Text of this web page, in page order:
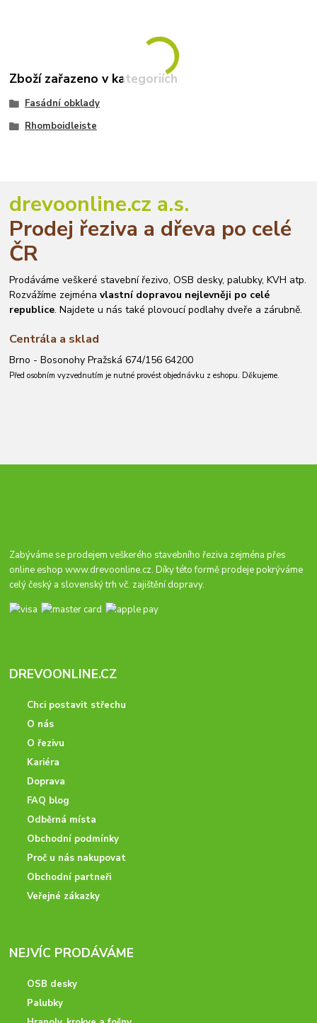
Zboží zařazeno v kategoriích
Fasádní obklady
Rhomboidleiste
drevoonline.cz a.s.
Prodej řeziva a dřeva po celé
ČR
Prodáváme veškeré stavební řezivo, OSB desky, palubky, KVH atp.
Rozvážíme zejménavlastní dopravou nejlevněji po celé
republice. Najdete u nás také plovoucí podlahy dveře a zárubně.
Centrála a sklad
Brno - Bosonohy Pražská 674/156 64200
Před osobním vyzvednutím je nutné provést objednávku z eshopu. Děkujeme.
Zabýváme se prodejem veškerého stavebního řeziva zejména přes
online eshopwww.drevoonline.cz. Díky této formě prodeje pokrýváme
celý český a slovenský trh vč. zajištění dopravy.
DREVOONLINE.CZ
Chci postavit střechu
O nás
O řezivu
Kariéra
Doprava
FAQ blog
Odběrná místa
Obchodní podmínky
Proč u nás nakupovat
Obchodní partneři
Veřejné zákazky
NEJVÍC PRODÁVÁME
OSB desky
Palubky